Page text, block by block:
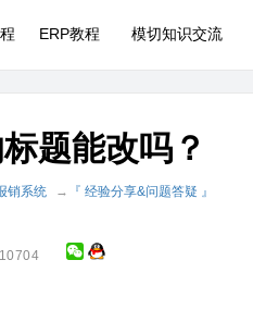
ERP教程 模切知识交流
题能改吗？
销系统 → 『 经验分享&问题答疑 』